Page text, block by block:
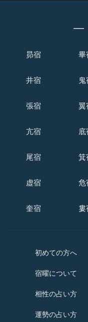
―
昴宿 畢
井宿 鬼
張宿 翼
亢宿 底
尾宿 箕
虚宿 危
奎宿 婁
初めての方へ
宿曜について
相性の占い方
運勢の占い方